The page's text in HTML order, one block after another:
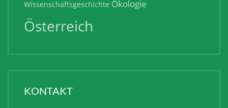
Wissenschaftsgeschichte Ökologie
Österreich
KONTAKT